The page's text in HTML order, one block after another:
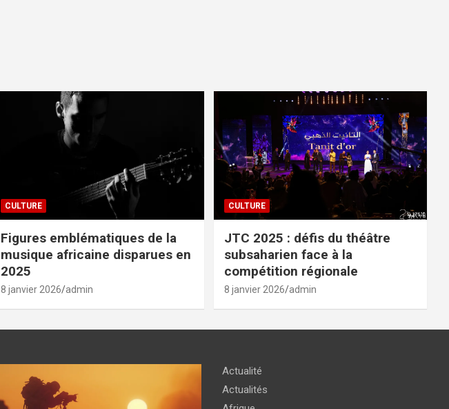
CULTURE
Figures emblématiques de la
musique africaine disparues en
2025
8 janvier 2026 admin
CULTURE
JTC 2025 : défis du théâtre
subsaharien face à la
compétition régionale
8 janvier 2026 admin
Actualité
Actualités